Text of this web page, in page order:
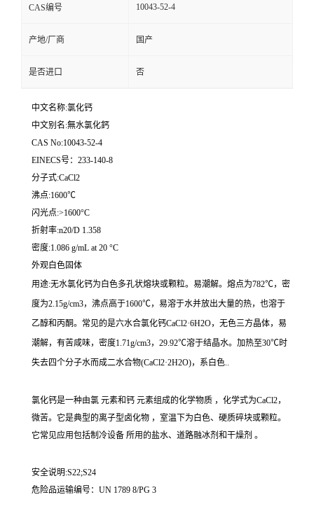
CAS编号 10043-52-4
产地/厂商 国产
是否进口 否
中文名称:氯化钙
中文别名:無水氯化鈣
CAS No:10043-52-4
EINECS号：233-140-8
分子式:CaCl2
沸点:1600℃
闪光点:>1600°C
折射率:n20/D 1.358
密度:1.086 g/mL at 20 °C
外观白色固体
用途:无水氯化钙为白色多孔状熔块或颗粒。易潮解。熔点为782℃，密
度为2.15g/cm3，沸点高于1600℃，易溶于水并放出大量的热，也溶于
乙醇和丙酮。常见的是六水合氯化钙CaCl2·6H2O，无色三方晶体，易
潮解，有苦咸味，密度1.71g/cm3，29.92℃溶于结晶水。加热至30℃时
失去四个分子水而成二水合物(CaCl2·2H2O)，系白色..
氯化钙是一种由氯 元素和钙 元素组成的化学物质 ，化学式为CaCl2，
微苦。它是典型的离子型卤化物 ，室温下为白色、硬质碎块或颗粒。
它常见应用包括制冷设备 所用的盐水、道路融冰剂和干燥剂 。
安全说明:S22;S24
危险品运输编号：UN 1789 8/PG 3